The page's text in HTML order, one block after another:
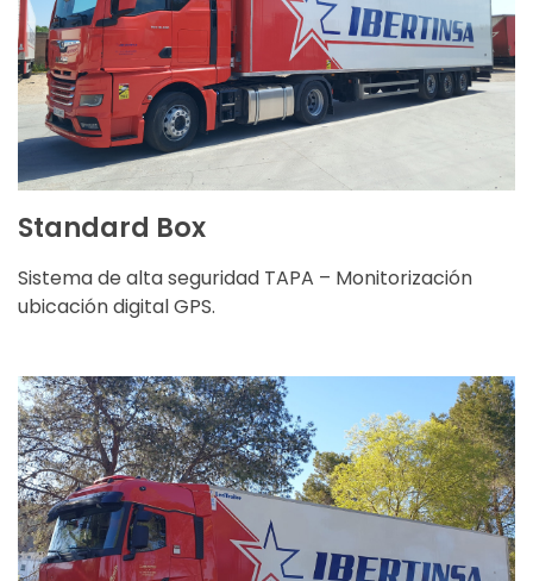
CARACTERÍSTICAS
Carga útil: 24.000 kg
Altura: 2,80 m.
Standard Box
Sistema de alta seguridad TAPA – Monitorización
ubicación digital GPS.
Altura: 2,80 m.
Longitud: 13,56 m.
Ancho: 2,5 m.